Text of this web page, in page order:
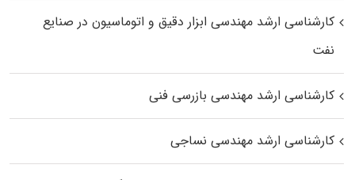
کارشناسی ارشد مهندسی ابزار دقیق و اتوماسیون در صنایع
نفت
کارشناسی ارشد مهندسی بازرسی فنی
کارشناسی ارشد مهندسی نساجی